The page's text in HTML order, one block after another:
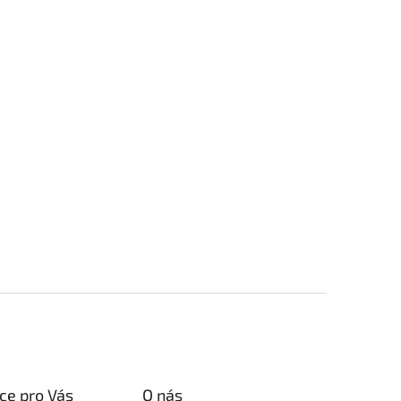
pro Vás O nás